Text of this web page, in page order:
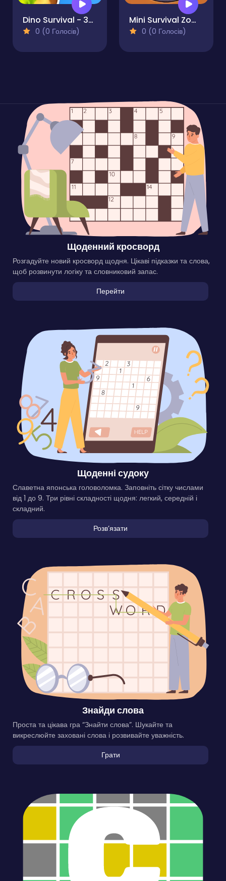
Dino Survival - 3D Simulator
0 (0 Голосів)
Mini Survival Zombie Fight
0 (0 Голосів)
Щоденний кросворд
Розгадуйте новий кросворд щодня. Цікаві підказки та слова,
щоб розвинути логіку та словниковий запас.
Перейти
Щоденні судоку
Славетна японська головоломка. Заповніть сітку числами
від 1 до 9. Три рівні складності щодня: легкий, середній і
складний.
Розвʼязати
Знайди слова
Проста та цікава гра “Знайти слова”. Шукайте та
викреслюйте заховані слова і розвивайте уважність.
Грати